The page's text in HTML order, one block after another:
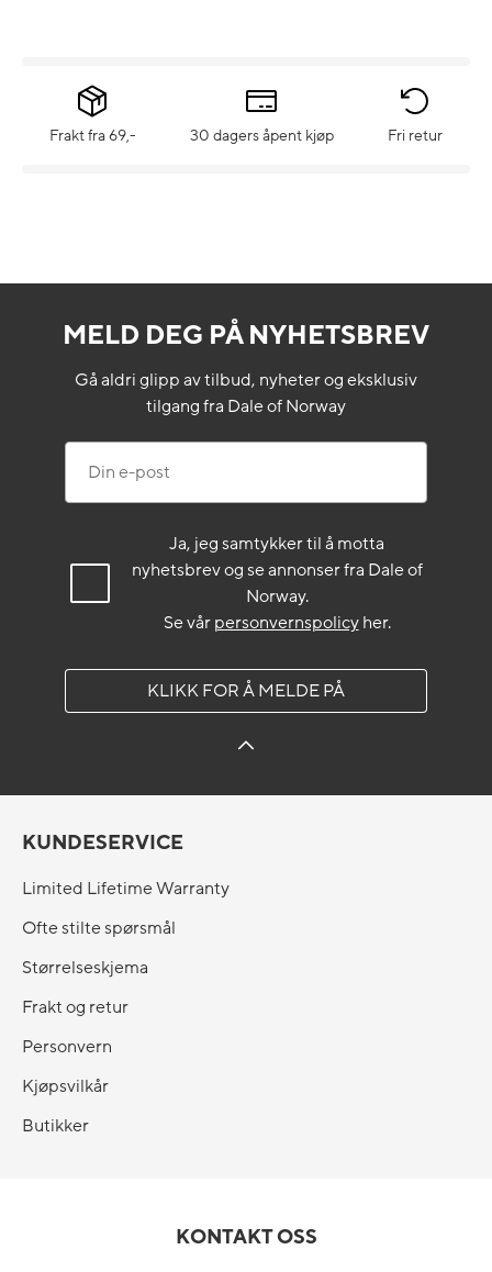
Frakt fra 69,- 30 dagers åpent kjøp Fri retur
MELD DEG PÅ NYHETSBREV
Gå aldri glipp av tilbud, nyheter og eksklusiv
tilgang fra Dale of Norway
Ja, jeg samtykker til å motta
nyhetsbrev og se annonser fra Dale of
Norway.
Se vårpersonvernspolicyher.
KLIKK FOR Å MELDE PÅ
KUNDESERVICE
Limited Lifetime Warranty
Ofte stilte spørsmål
Størrelseskjema
Frakt og retur
Personvern
Kjøpsvilkår
Butikker
KONTAKT OSS